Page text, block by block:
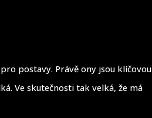
postavy. Právě ony jsou klíčovou
Ve skutečnosti tak velká, že má